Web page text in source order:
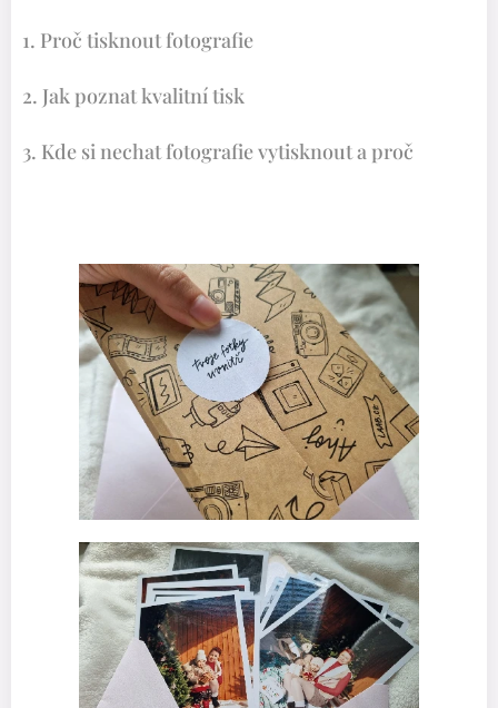
1. Proč tisknout fotografie
2. Jak poznat kvalitní tisk
3. Kde si nechat fotografie vytisknout a proč